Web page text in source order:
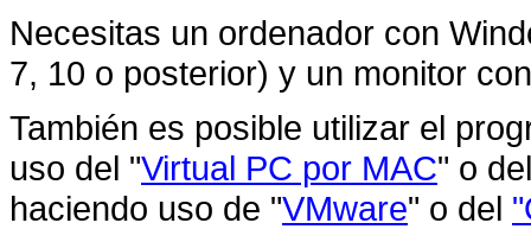
Necesitas un ordenador con
7, 10 o posterior) y un monitor
También es posible utilizar el
uso del "Virtual PC por MAC" o
haciendo uso de "VMware" o del